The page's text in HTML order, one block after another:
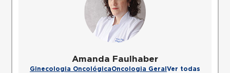
Amanda Faulhaber
Ginecologia OncológicaOncologia Geral Ver todas